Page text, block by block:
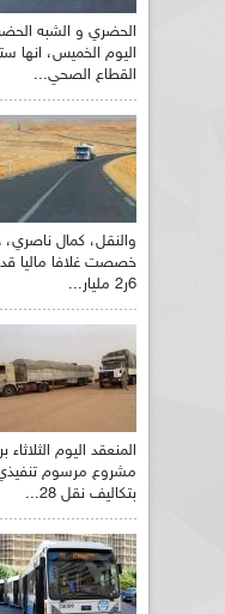
الحضري و الشبه
اليوم الخميس، انها
القطاع الصحي...
والنقل، كمال ناصري،
6ر2 مليار...
المنعقد اليوم الثلاثاء
مشروع مرسوم
بتكاليف نقل 28...